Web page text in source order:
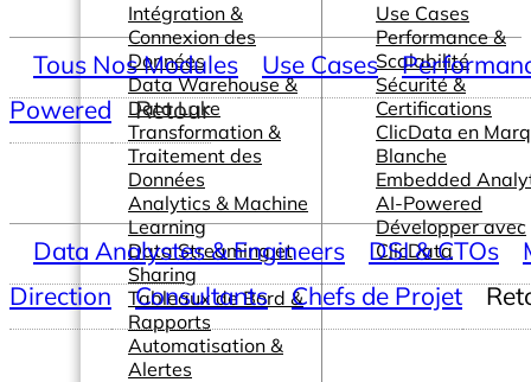
Intégration &
Connexion des
Données
Data Warehouse &
Data Lake
Transformation &
Traitement des
Données
Analytics & Machine
Learning
Data Streaming et
Sharing
Tableaux de Bord &
Rapports
Automatisation &
Alertes
Use Cases
Performance &
Scalabilité
Sécurité &
Certifications
ClicData en
Blanche
Embedded
AI-Powered
Développer avec
ClicData
Tous Nos Modules Use Cases
Powered
Retour
Data Analystes & Engineers DSI & CTOs
Direction
Consultants Chefs de Projet